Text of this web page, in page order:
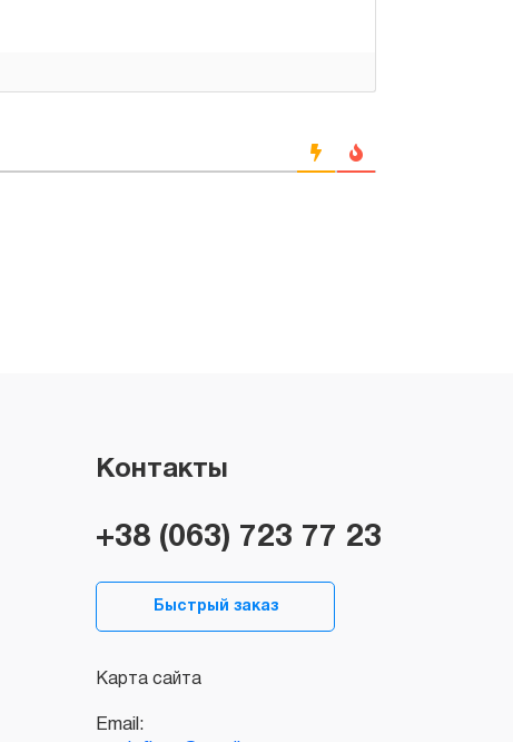
Контакты
+38 (063) 723 77 23
Быстрый заказ
Карта сайта
Email: